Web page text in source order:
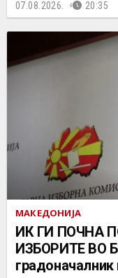
07.08.2026. 20:35
МАКЕДОНИЈА
ИК ГИ ПОЧНА
ИЗБОРИТЕ ВО
градоначалник